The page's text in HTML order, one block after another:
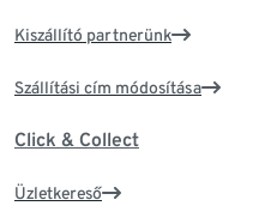
Kiszállító partnerünk
Szállítási cím módosítása
Click & Collect
Üzletkereső